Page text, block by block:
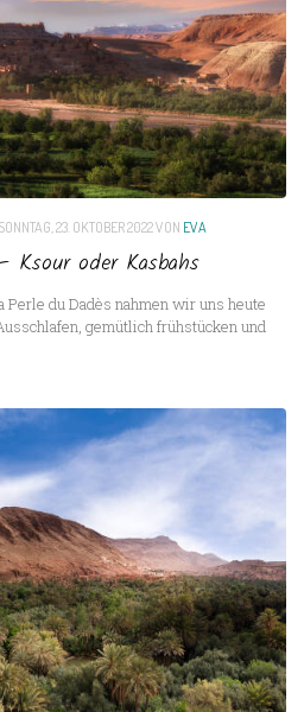
SONNTAG, 23. OKTOBER 2022VON EVA
Ksour oder Kasbahs
Perle du Dadès nahmen wir uns heute
gemütlich frühstücken und